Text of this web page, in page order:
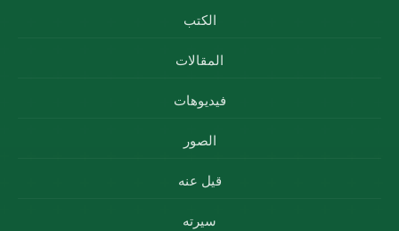
الكتب
المقالات
فيديوهات
الصور
قيل عنه
سيرته